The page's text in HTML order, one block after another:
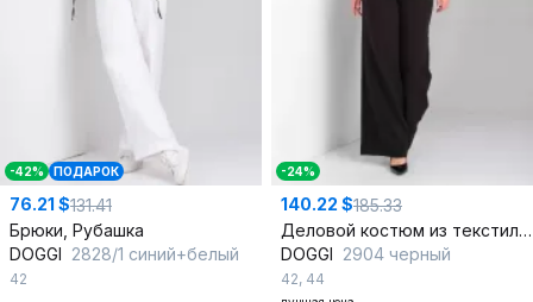
-42% ПОДАРОК
76.21 $131.41
Брюки, Рубашка
DOGGI 2828/1 синий+белый
42
-24%
140.22 $185.33
Деловой костюм из текстиля с шифоновой блузкой и эффектной спинкой
DOGGI 2904 черный
42, 44